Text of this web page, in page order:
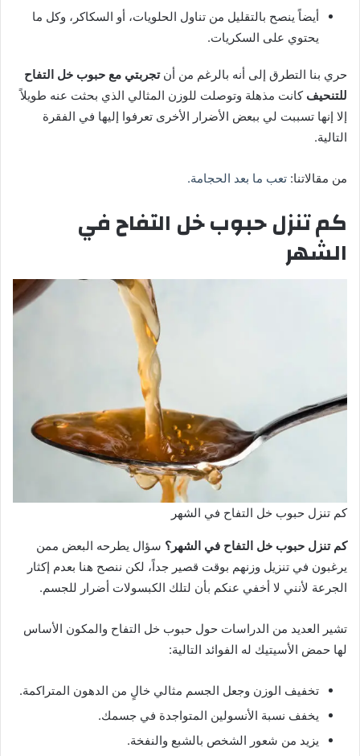
أيضاً ينصح بالتقليل من تناول الحلويات، أو السكاكر، وكل ما
يحتوي على السكريات.
حري بنا التطرق إلى أنه بالرغم من أنتجربتي مع حبوب خل التفاح
للتنحيفكانت مذهلة وتوصلت للوزن المثالي الذي بحثت عنه طويلاً
إلا إنها تسببت لي ببعض الأضرار الأخرى تعرفوا إليها في الفقرة
التالية.
من مقالاتنا: تعب ما بعد الحجامة.
كم تنزل حبوب خل التفاح في
الشهر
كم تنزل حبوب خل التفاح في الشهر
كم تنزل حبوب خل التفاح في الشهر؟ سؤال يطرحه البعض ممن
يرغبون في تنزيل وزنهم بوقت قصير جداً، لكن ننصح هنا بعدم إكثار
الجرعة لأنني لا أخفي عنكم بأن لتلك الكبسولات أضرار للجسم.
تشير العديد من الدراسات حول حبوب خل التفاح والمكون الأساس
لها حمض الأسيتيك له الفوائد التالية:
تخفيف الوزن وجعل الجسم مثالي خالٍ من الدهون المتراكمة.
يخفف نسبة الأنسولين المتواجدة في جسمك.
يزيد من شعور الشخص بالشبع والنفخة.